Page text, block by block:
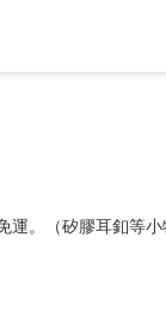
。（矽膠耳釦等